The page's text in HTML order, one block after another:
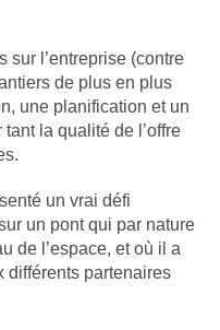
sur l’entreprise (contre
de plus en plus
une planification et un
la qualité de l’offre
un vrai défi
un pont qui par nature
de l’espace, et où il a
différents partenaires